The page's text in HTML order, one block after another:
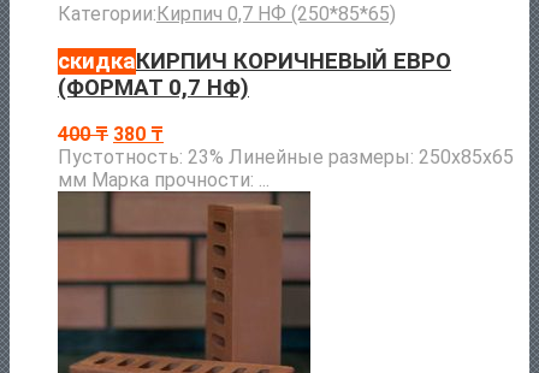
Категории:Кирпич 0,7 НФ (250*85*65)
скидкаКИРПИЧ КОРИЧНЕВЫЙ ЕВРО
(ФОРМАТ 0,7 НФ)
400₸ 380 ₸
Пустотность: 23% Линейные размеры: 250х85х65
мм Марка прочности: ...